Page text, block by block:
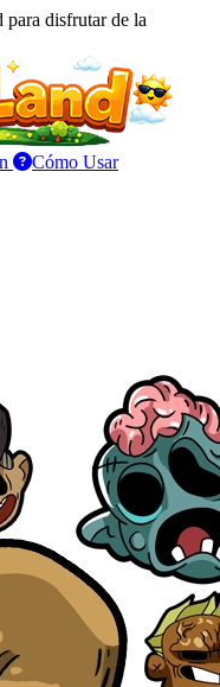
disfrutar de la
Cómo Usar